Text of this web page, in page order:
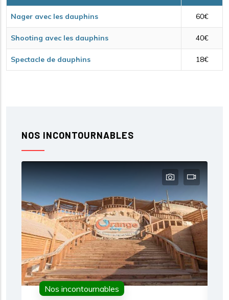
Nager avec les dauphins 60€
Shooting avec les dauphins 40€
Spectacle de dauphins 18€
NOS INCONTOURNABLES
Nos incontournables